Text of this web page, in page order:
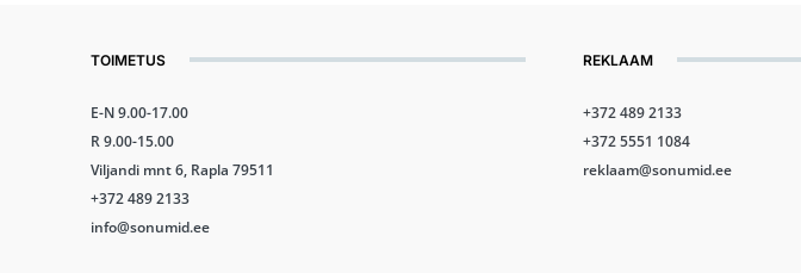
TOIMETUS
E-N 9.00-17.00
R 9.00-15.00
Viljandi mnt 6, Rapla 79511
+372 489 2133
info@sonumid.ee
REKLAAM
+372 489 2133
+372 5551 1084
reklaam@sonumid.ee